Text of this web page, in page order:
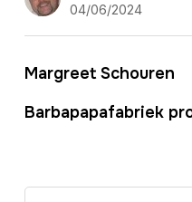
04/06/2024
Margreet Schouren
Barbapapafabriek